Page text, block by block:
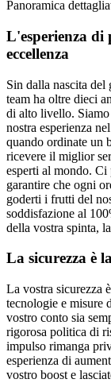
Panoramica
L'esperienza di
eccellenza
Sin dalla nascita
team ha oltre dieci
di alto livello.
nostra esperienza
quando ordinate un
ricevere il miglior
esperti al mondo. Ci
garantire che ogni
goderti i frutti del
soddisfazione al
della vostra spinta,
La sicurezza è
La vostra sicurezza
tecnologie e misure
vostro conto sia
rigorosa politica di
impulso rimanga
esperienza di
vostro boost e